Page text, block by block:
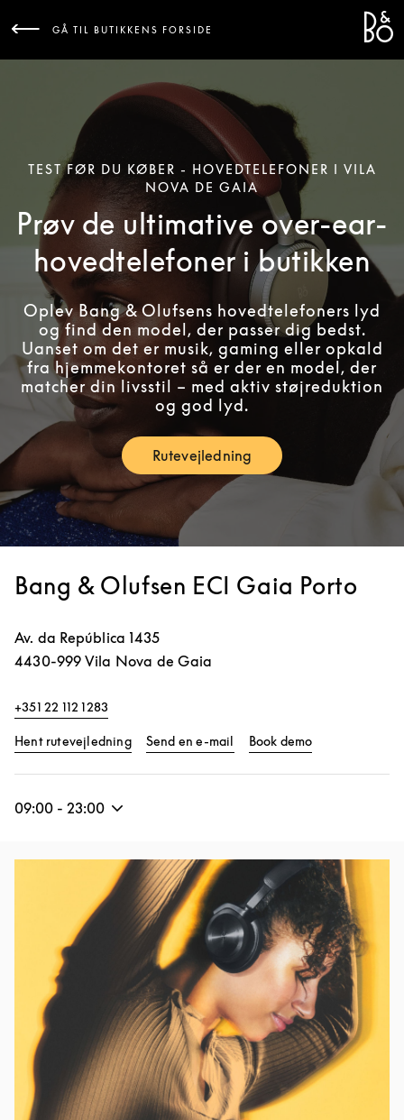
GÅ TIL BUTIKKENS FORSIDE
TEST FØR DU KØBER - HOVEDTELEFONER I VILA
NOVA DE GAIA
Prøv de ultimative over-ear-
hovedtelefoner i butikken
Oplev Bang & Olufsens hovedtelefoners lyd
og find den model, der passer dig bedst.
Uanset om det er musik, gaming eller opkald
fra hjemmekontoret så er der en model, der
matcher din livsstil – med aktiv støjreduktion
og god lyd.
RutevejledningLink Opens in New Tab
Bang & Olufsen ECI Gaia Porto
Av. da República 1435
4430-999 Vila Nova de Gaia
+351 22 112 1283
Hent rutevejledningLink Opens in New Tab
Send en e-mail Book demo
09:00 - 23:00